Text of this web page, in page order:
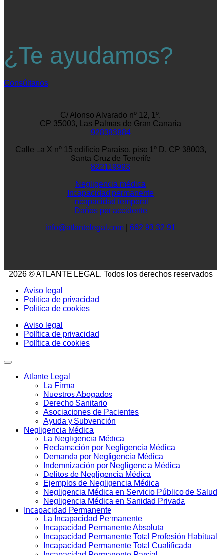
¿Te ayudamos?
Consúltanos
C/ Alonso Alvarado nº 12, 1º.
CP 35003, Las Palmas de Gran Canaria
928383884
Calle La X nº 15 edificio Paraíso, piso 1º D, CP 38003,
Santa Cruz de Tenerife
822119993
Negligencia médica
Incapacidad permanente
Incapacidad temporal
Daños por accidente
info@atlantelegal.com
662 93 32 91
2026 © ATLANTE LEGAL. Todos los derechos reservados
Aviso legal
Política de privacidad
Política de cookies
Aviso legal
Política de privacidad
Política de cookies
Atlante Legal
La Firma
Nuestros Abogados
Derecho Sanitario
Asociaciones de Pacientes
Ayuda y Subvención
Negligencia Médica
La Negligencia Médica
Reclamación por Negligencia Médica
Demanda por Negligencia Médica
Indemnización por Negligencia Médica
Delitos de Negligencia Médica
Ejemplos de Negligencia Médica
Negligencia Médica en Servicio Público de Salud
Negligencia Médica en Sanidad Privada
Incapacidad Permanente
La Incapacidad Permanente
Incapacidad Permanente Absoluta
Incapacidad Permanente Total Profesión Habitual
Incapacidad Permanente Total Cualificada